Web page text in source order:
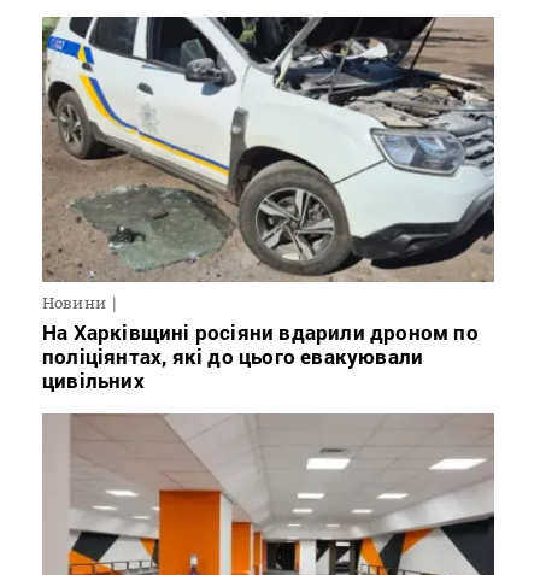
Новини
На Харківщині росіяни вдарили дроном по
поліціянтах, які до цього евакуювали
цивільних